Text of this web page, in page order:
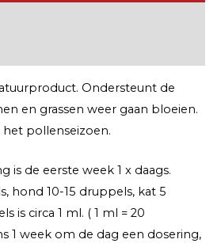
Ondersteunt de
en grassen weer gaan bloeien.
pollenseizoen.
is de eerste week 1 x daags.
hond 10-15 druppels, kat 5
is circa 1 ml. ( 1 ml = 20
1 week om de dag een dosering,